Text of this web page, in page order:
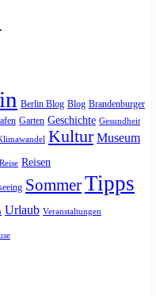
.
Berlin Blog Blog Brandenburger
Garten Geschichte Gesundheit
Kultur Museum
Reise Reisen
SommerTipps
Urlaub Veranstaltungen